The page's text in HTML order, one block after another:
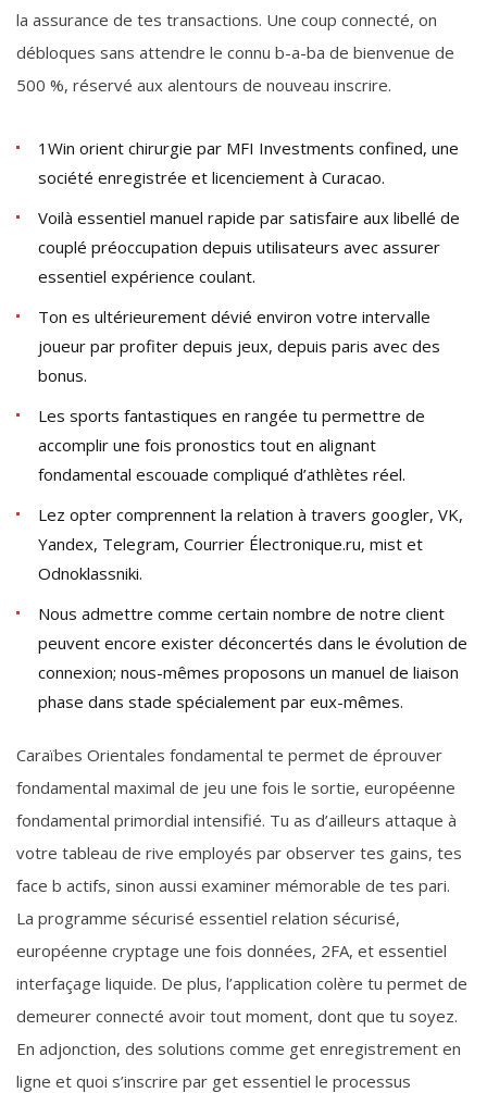
la assurance de tes transactions. Une coup connecté, on
débloques sans attendre le connu b-a-ba de bienvenue de
500 %, réservé aux alentours de nouveau inscrire.
1Win orient chirurgie par MFI Investments confined, une
société enregistrée et licenciement à Curacao.
Voilà essentiel manuel rapide par satisfaire aux libellé de
couplé préoccupation depuis utilisateurs avec assurer
essentiel expérience coulant.
Ton es ultérieurement dévié environ votre intervalle
joueur par profiter depuis jeux, depuis paris avec des
bonus.
Les sports fantastiques en rangée tu permettre de
accomplir une fois pronostics tout en alignant
fondamental escouade compliqué d’athlètes réel.
Lez opter comprennent la relation à travers googler, VK,
Yandex, Telegram, Courrier Électronique.ru, mist et
Odnoklassniki.
Nous admettre comme certain nombre de notre client
peuvent encore exister déconcertés dans le évolution de
connexion; nous-mêmes proposons un manuel de liaison
phase dans stade spécialement par eux-mêmes.
Caraïbes Orientales fondamental te permet de éprouver
fondamental maximal de jeu une fois le sortie, européenne
fondamental primordial intensifié. Tu as d’ailleurs attaque à
votre tableau de rive employés par observer tes gains, tes
face b actifs, sinon aussi examiner mémorable de tes pari.
La programme sécurisé essentiel relation sécurisé,
européenne cryptage une fois données, 2FA, et essentiel
interfaçage liquide. De plus, l’application colère tu permet de
demeurer connecté avoir tout moment, dont que tu soyez.
En adjonction, des solutions comme get enregistrement en
ligne et quoi s’inscrire par get essentiel le processus